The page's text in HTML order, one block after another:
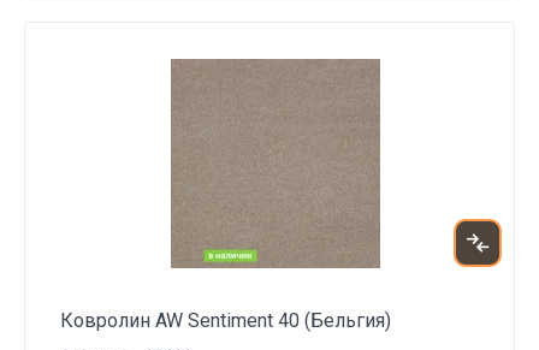
Ковролин AW Sentiment 40 (Бельгия)